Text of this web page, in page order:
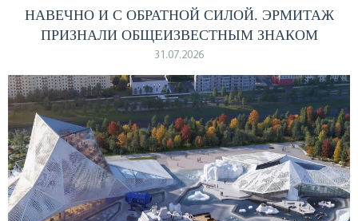
НАВЕЧНО И С ОБРАТНОЙ СИЛОЙ. ЭРМИТАЖ
ПРИЗНАЛИ ОБЩЕИЗВЕСТНЫМ ЗНАКОМ
31.07.2026